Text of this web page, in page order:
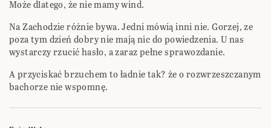
Może dlatego, że nie mamy wind.
Na Zachodzie różnie bywa. Jedni mówią inni nie. Gorzej, ze
poza tym dzień dobry nie mają nic do powiedzenia. U nas
wystarczy rzucić hasło, a zaraz pełne sprawozdanie.
A przyciskać brzuchem to ładnie tak? że o rozwrzeszczanym
bachorze nie wspomnę.